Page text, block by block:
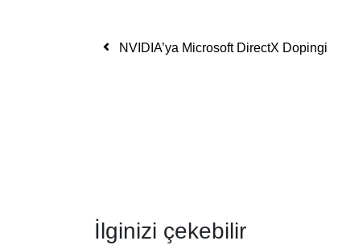
Yazı dolaşımı
NVIDIA’ya Microsoft DirectX Dopingi
İlginizi çekebilir